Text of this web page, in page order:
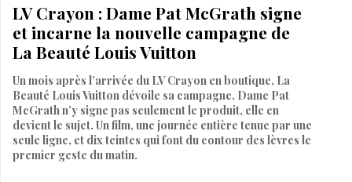
LV Crayon : Dame Pat McGrath signe
et incarne la nouvelle campagne de
La Beauté Louis Vuitton
Un mois après l’arrivée du LV Crayon en boutique, La
Beauté Louis Vuitton dévoile sa campagne. Dame Pat
McGrath n’y signe pas seulement le produit, elle en
devient le sujet. Un film, une journée entière tenue par une
seule ligne, et dix teintes qui font du contour des lèvres le
premier geste du matin.